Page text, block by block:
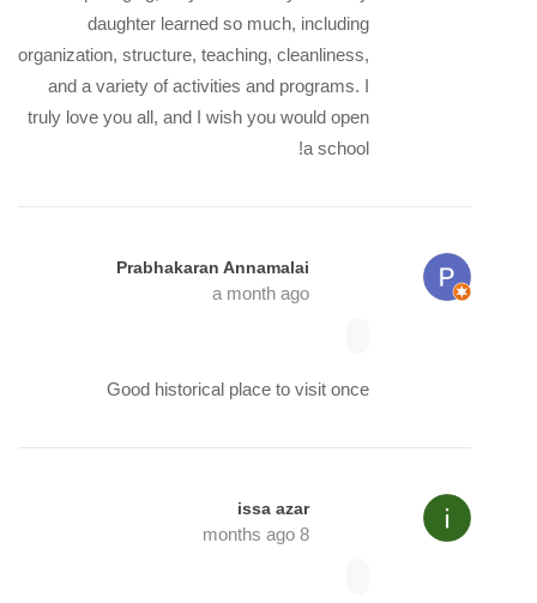
daughter learned so much, including
organization, structure, teaching, cleanliness,
and a variety of activities and programs. I
truly love you all, and I wish you would open
a school!
Prabhakaran Annamalai
a month ago
Good historical place to visit once
issa azar
8 months ago